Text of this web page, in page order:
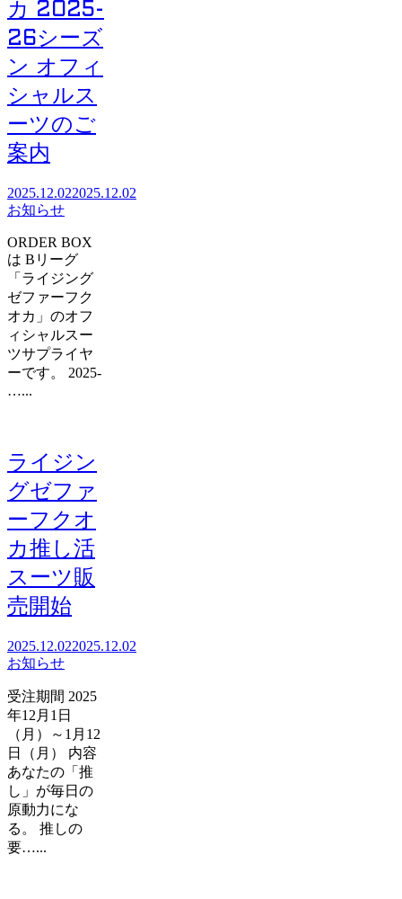
カ 2025-
26シーズ
ン オフィ
シャルス
ーツのご
案内
2025.12.022025.12.02
お知らせ
ORDER BOX
は Bリーグ
「ライジング
ゼファーフク
オカ」のオフ
ィシャルスー
ツサプライヤ
ーです。 2025-
…...
ライジン
グゼファ
ーフクオ
カ推し活
スーツ販
売開始
2025.12.022025.12.02
お知らせ
受注期間 2025
年12月1日
（月）～1月12
日（月） 内容
あなたの「推
し」が毎日の
原動力にな
る。 推しの
要…...